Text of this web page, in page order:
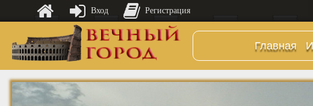
Главная
Вход Регистрация